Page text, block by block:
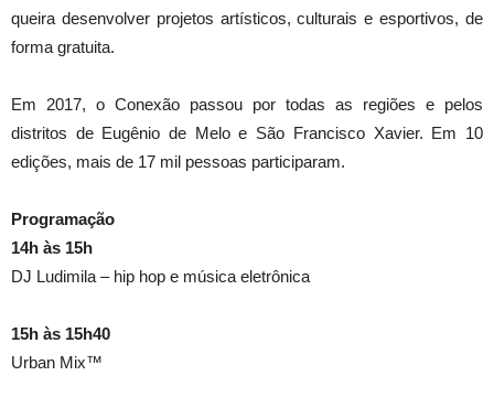
queira desenvolver projetos artísticos, culturais e esportivos, de
forma gratuita.
Em 2017, o Conexão passou por todas as regiões e pelos
distritos de Eugênio de Melo e São Francisco Xavier. Em 10
edições, mais de 17 mil pessoas participaram.
Programação
14h às 15h
DJ Ludimila – hip hop e música eletrônica
15h às 15h40
Urban Mix™